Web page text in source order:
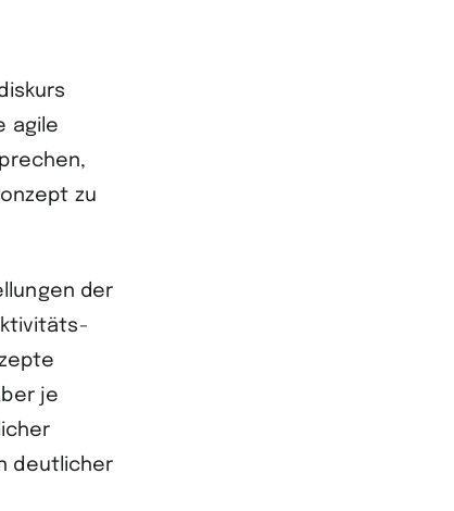
agile
zu
der
je
deutlicher